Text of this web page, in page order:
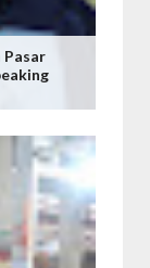
Pasar